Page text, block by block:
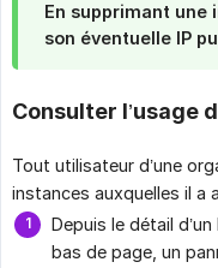
En supprimant une
son éventuelle IP
Consulter l’usage
Tout utilisateur d’une
instances auxquelles il a
Depuis le détail
bas de page, un